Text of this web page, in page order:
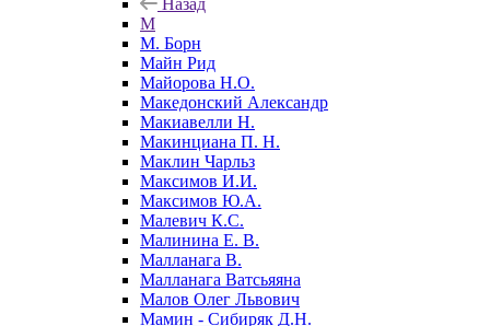
Назад
М
М. Борн
Майн Рид
Майорова Н.О.
Македонский Александр
Макиавелли Н.
Макинциана П. Н.
Маклин Чарльз
Максимов И.И.
Максимов Ю.А.
Малевич К.С.
Малинина Е. В.
Малланага В.
Малланага Ватсьяяна
Малов Олег Львович
Мамин - Сибиряк Д.Н.